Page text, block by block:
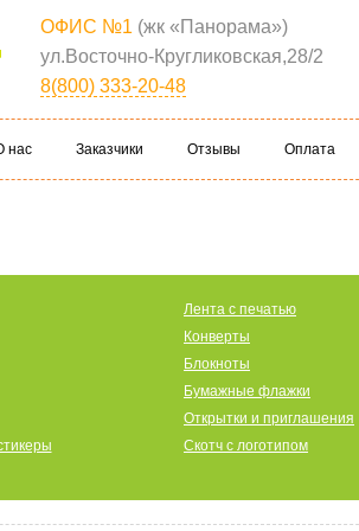
ОФИС №1 (жк «Панорама»)
ул.Восточно-Кругликовская,28/2
8(800) 333-20-48
нас Заказчики Отзывы Оплата
Лента с печатью
Конверты
Блокноты
Бумажные флажки
Открытки и приглашения
Скотч с логотипом